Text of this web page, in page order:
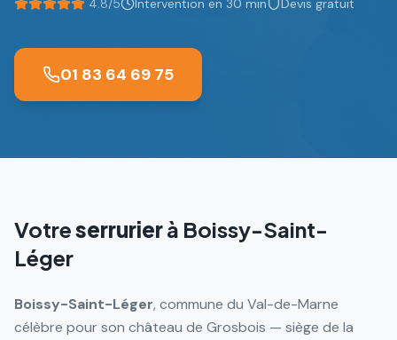
4.8/5 Intervention en 30 min Devis gratuit
01 83 64 69 75
Votreserrurierà Boissy-Saint-
Léger
Boissy-Saint-Léger, commune du Val-de-Marne
célèbre pour son château de Grosbois — siège de la